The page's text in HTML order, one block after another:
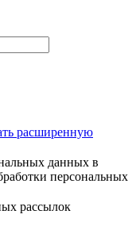
расширенную
данных в
персональных
рассылок